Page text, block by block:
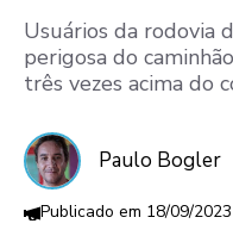
Usuários da rodovia
perigosa do
três vezes acima do
Paulo Bogler
18/09/2023